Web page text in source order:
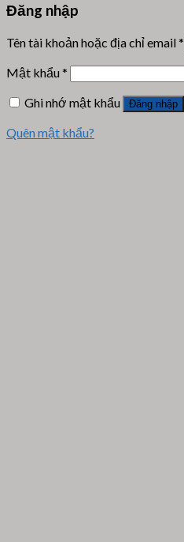
Đăng nhập
Tên tài khoản hoặc địa chỉ email*
Mật khẩu*
Ghi nhớ mật khẩu
Đăng nhập
Quên mật khẩu?